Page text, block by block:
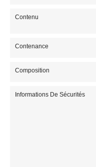
Contenu
Contenance
Composition
Informations De Sécurités